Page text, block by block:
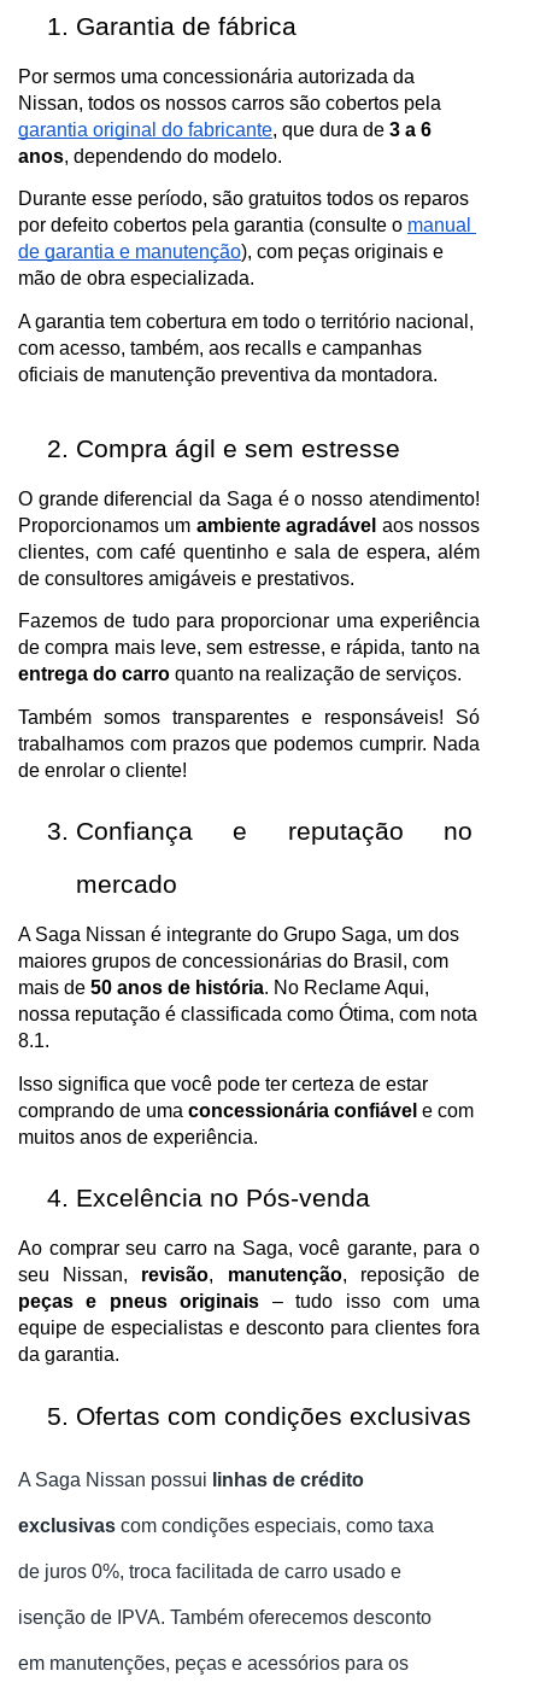
Garantia de fábrica
Por sermos uma concessionária autorizada da
garantia original do fabricante, que dura de 3 a 6
anos, dependendo do modelo.
Durante esse período, são gratuitos todos os reparos
por defeito cobertos pela garantia (consulte o manual
de garantia e manutenção), com peças originais e
mão de obra especializada.
A garantia tem cobertura em todo o território nacional,
com acesso, também, aos recalls e campanhas
oficiais de manutenção preventiva da montadora.
Compra ágil e sem estresse
O grande diferencial da Saga é o nosso atendimento!
Proporcionamos um ambiente agradável aos nossos
clientes, com café quentinho e sala de espera, além
de consultores amigáveis e prestativos.
Fazemos de tudo para proporcionar uma experiência
entrega do carro quanto na realização de serviços.
Também somos transparentes e responsáveis! Só
trabalhamos com prazos que podemos cumprir. Nada
de enrolar o cliente!
Confiança e reputação no
mercado
A Saga Nissan é integrante do Grupo Saga, um dos
maiores grupos de concessionárias do Brasil, com
mais de 50 anos de história. No Reclame Aqui,
nossa reputação é classificada como Ótima, com nota
8.1.
Isso significa que você pode ter certeza de estar
comprando de uma concessionária confiável e com
muitos anos de experiência.
Excelência no Pós-venda
Ao comprar seu carro na Saga, você garante, para o
seu Nissan, revisão, manutenção
, reposição de
peças e pneus originais – tudo isso com uma
equipe de especialistas e desconto para clientes fora
da garantia.
Ofertas com condições exclusivas
A Saga Nissan possui linhas de crédito
exclusivas com condições especiais, como taxa
de juros 0%, troca facilitada de carro usado e
isenção de IPVA. Também oferecemos desconto
em manutenções, peças e acessórios para os